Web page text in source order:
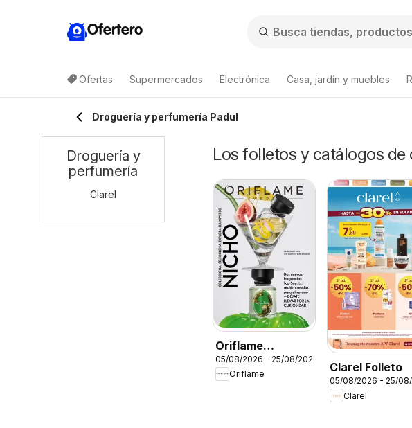
Ofertero
Ofertas Supermercados Electrónica Casa, jardín y muebles
Droguería y perfumería Padul
Los folletos y catálogos de
Oriflame
Catálogo
Campaña 11
05/08/2026 - 25/08/2026
Oriflame
Clarel Folleto
05/08/2026 - 25/08/
Clarel
Droguería y
perfumería
Clarel